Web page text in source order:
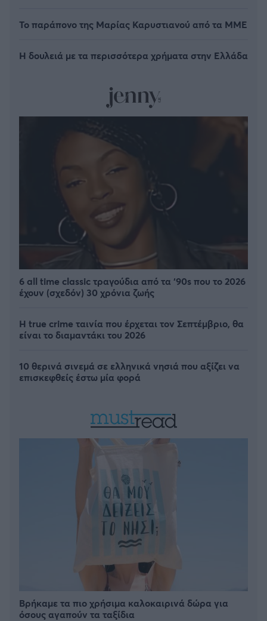
Το παράπονο της Μαρίας Καρυστιανού από τα ΜΜΕ
Η δουλειά με τα περισσότερα χρήματα στην Ελλάδα
6 all time classic τραγούδια από τα ‘90s που το 2026
έχουν (σχεδόν) 30 χρόνια ζωής
Η true crime ταινία που έρχεται τον Σεπτέμβριο, θα
είναι το διαμαντάκι του 2026
10 θερινά σινεμά σε ελληνικά νησιά που αξίζει να
επισκεφθείς έστω μία φορά
Βρήκαμε τα πιο χρήσιμα καλοκαιρινά δώρα για
όσους αγαπούν τα ταξίδια